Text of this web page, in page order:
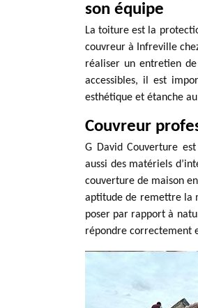
son équipe
La toiture est la
couvreur à Infreville
réaliser un entretien
accessibles, il est
esthétique et étanche
Couvreur
G David Couverture
aussi des matériels
couverture de maison
aptitude de remettre la
poser par rapport à
répondre correctement